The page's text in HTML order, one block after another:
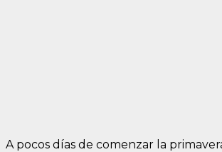
A pocos días de comenzar la